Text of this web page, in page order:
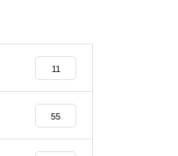
11
55